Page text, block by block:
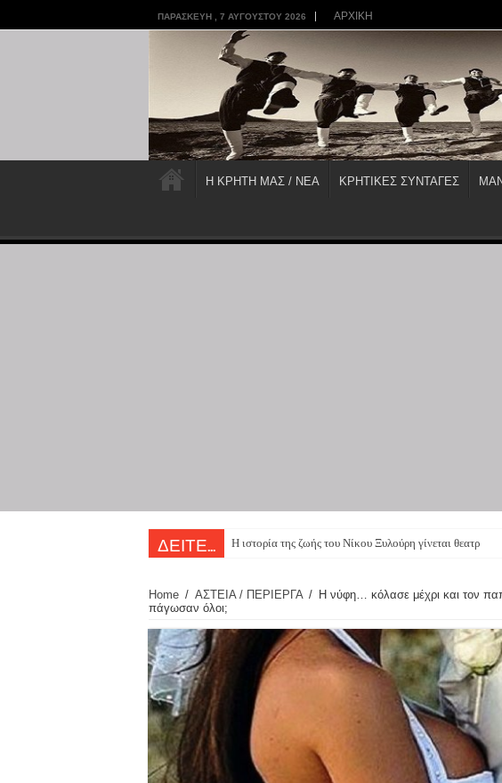
ΠΑΡΑΣΚΕΥΉ , 7 ΑΥΓΟΎΣΤΟΥ 2026 ΑΡΧΙΚΗ
Η ΚΡΗΤΗ ΜΑΣ / ΝΕΑ ΚΡΗΤΙΚΕΣ ΣΥΝΤΑΓΕΣ
ΔΕΙΤΕ... Η ιστορία της ζωής του Νίκου Ξυλούρη γίνεται θεατρική
Home / ΑΣΤΕΙΑ / ΠΕΡΙΕΡΓΑ / Η νύφη… κόλασε μέχρι και τον
πάγωσαν όλοι;